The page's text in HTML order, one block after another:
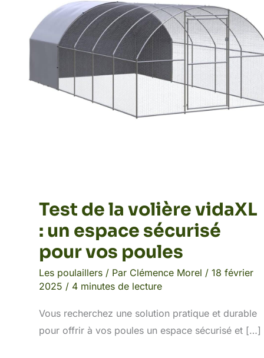
Test de la volière vidaXL
: un espace sécurisé
pour vos poules
Les poulaillers / Par Clémence Morel / 18 février
2025 / 4 minutes de lecture
Vous recherchez une solution pratique et durable
pour offrir à vos poules un espace sécurisé et […]
vidaXL
espace
pour
vos
poules